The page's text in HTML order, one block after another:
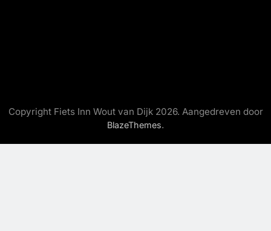
Copyright Fiets Inn Wout van Dijk 2026. Aangedreven door
BlazeThemes.